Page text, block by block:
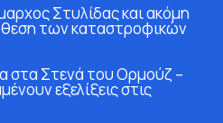
Στυλίδας και ακόμη
των καταστροφικών
στα Στενά του Ορμούζ –
εξελίξεις στις